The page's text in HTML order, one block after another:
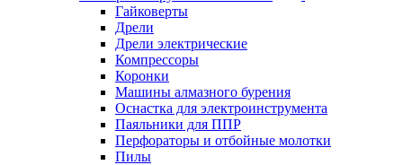
Гайковерты
Дрели
Дрели электрические
Компрессоры
Коронки
Машины алмазного бурения
Оснастка для электроинструмента
Паяльники для ППР
Перфораторы и отбойные молотки
Пилы